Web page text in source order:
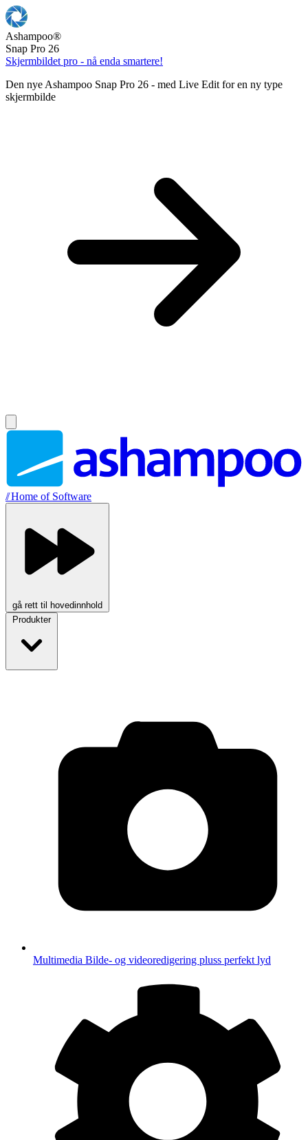
Ashampoo®
Snap Pro 26
Skjermbildet pro - nå enda smartere!
Den nye Ashampoo Snap Pro 26 - med Live Edit for en ny type
skjermbilde
//Home of Software
gå rett til hovedinnhold
Produkter
Multimedia Bilde- og videoredigering pluss perfekt lyd